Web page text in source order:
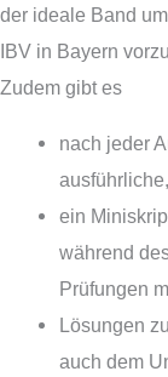
der ideale Band
IBV in Bayern
Zudem gibt es
nach jeder
ein
während
Prüfungen
Lösungen
auch dem